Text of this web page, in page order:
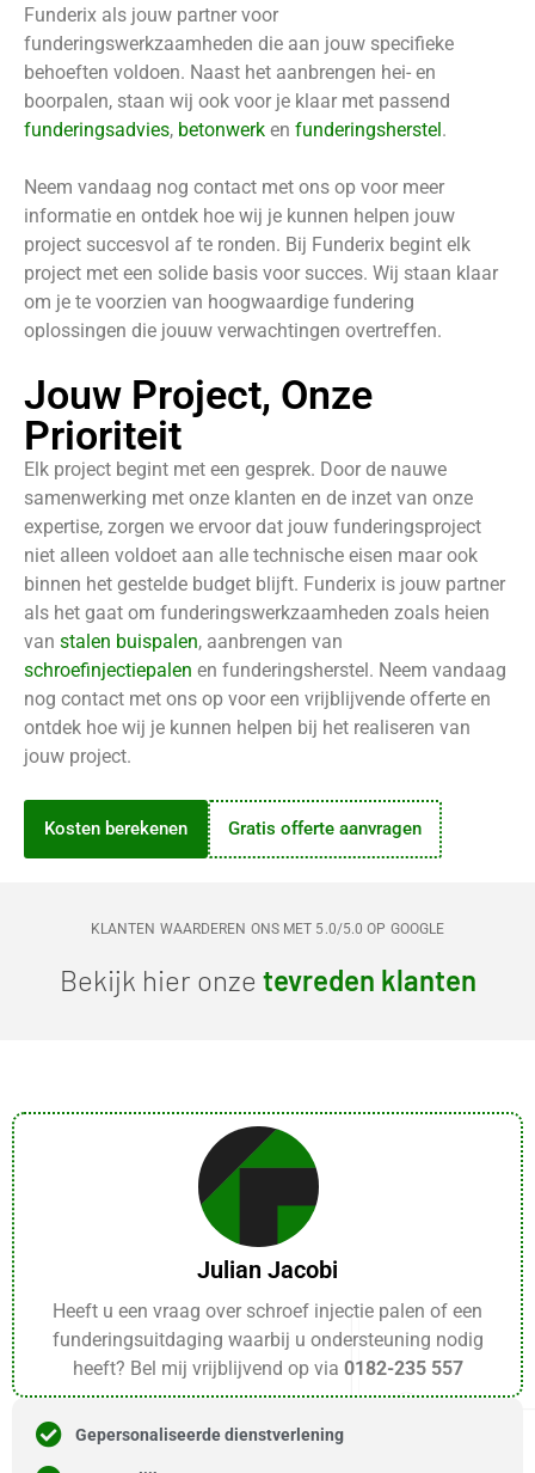
Funderix als jouw partner voor
funderingswerkzaamheden die aan jouw specifieke
behoeften voldoen. Naast het aanbrengen hei- en
boorpalen, staan wij ook voor je klaar met passend
funderingsadvies, betonwerk en funderingsherstel.
Neem vandaag nog contact met ons op voor meer
informatie en ontdek hoe wij je kunnen helpen jouw
project succesvol af te ronden. Bij Funderix begint elk
project met een solide basis voor succes. Wij staan klaar
om je te voorzien van hoogwaardige fundering
oplossingen die jouuw verwachtingen overtreffen.
Jouw Project, Onze
Prioriteit
Elk project begint met een gesprek. Door de nauwe
samenwerking met onze klanten en de inzet van onze
expertise, zorgen we ervoor dat jouw funderingsproject
niet alleen voldoet aan alle technische eisen maar ook
binnen het gestelde budget blijft. Funderix is jouw partner
als het gaat om funderingswerkzaamheden zoals heien
van stalen buispalen, aanbrengen van
schroefinjectiepalen en funderingsherstel. Neem vandaag
nog contact met ons op voor een vrijblijvende offerte en
ontdek hoe wij je kunnen helpen bij het realiseren van
jouw project.
Kosten berekenen Gratis offerte aanvragen
KLANTEN WAARDEREN ONS MET 5.0/5.0 OP GOOGLE
Bekijk hier onze tevreden klanten
Julian Jacobi
Heeft u een vraag over schroef injectie palen of een
funderingsuitdaging waarbij u ondersteuning nodig
heeft? Bel mij vrijblijvend op via 0182-235 557
Gepersonaliseerde dienstverlening